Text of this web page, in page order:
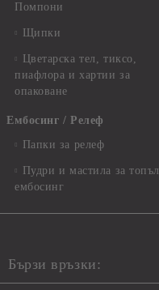
Помпони
Щипки
Цветарска тел, тиксо,
пиафлора и хартии за
опаковане
Ембосинг / Релеф
Папки за релеф
Пудри и мастила за топъл
ембосинг
Бързи връзки: